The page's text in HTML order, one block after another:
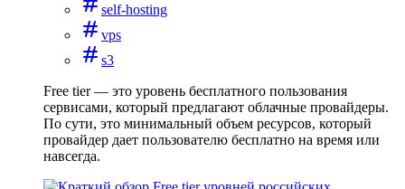
self-hosting
vps
s3
Free tier — это уровень бесплатного пользования
сервисами, который предлагают облачные провайдеры.
По сути, это минимальный объем ресурсов, который
провайдер дает пользователю бесплатно на время или
навсегда.